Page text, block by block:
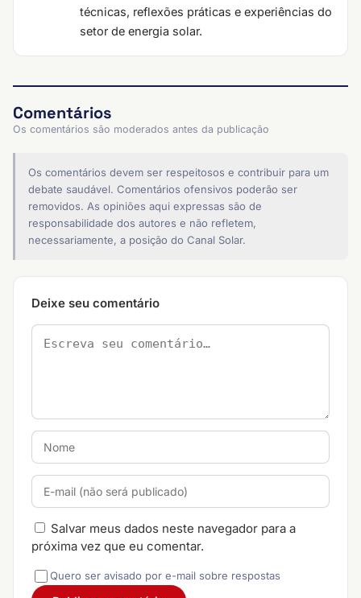
técnicas, reflexões práticas e experiências do
setor de energia solar.
Comentários
Os comentários são moderados antes da publicação
Os comentários devem ser respeitosos e contribuir para um
debate saudável. Comentários ofensivos poderão ser
removidos. As opiniões aqui expressas são de
responsabilidade dos autores e não refletem,
necessariamente, a posição do Canal Solar.
Deixe seu comentário
Salvar meus dados neste navegador para a
próxima vez que eu comentar.
Quero ser avisado por e-mail sobre respostas